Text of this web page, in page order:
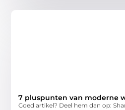
7 pluspunten van moderne
Goed artikel? Deel hem dan op: